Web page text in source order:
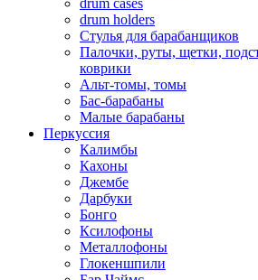
drum cases
drum holders
Стулья для барабанщиков
Палочки, руты, щетки,
коврики
Альт-томы, томы
Бас-барабаны
Малые барабаны
Перкуссия
Калимбы
Кахоны
Джембе
Дарбуки
Бонго
Ксилофоны
Металлофоны
Глокеншпили